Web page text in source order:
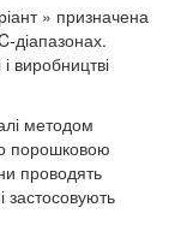
» призначена
діапазонах.
виробництві
методом
порошковою
проводять
застосовують